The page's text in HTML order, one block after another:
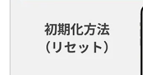
初期化方法
(リセット)